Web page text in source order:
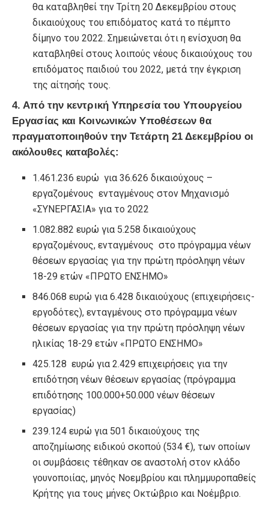
θα καταβληθεί την Τρίτη 20 Δεκεμβρίου στους
δικαιούχους του επιδόματος κατά το πέμπτο
δίμηνο του 2022. Σημειώνεται ότι η ενίσχυση θα
καταβληθεί στους λοιπούς νέους δικαιούχους του
επιδόματος παιδιού του 2022, μετά την έγκριση
της αίτησής τους.
4. Aπό την κεντρική Υπηρεσία του Υπουργείου
Εργασίας και Κοινωνικών Υποθέσεων θα
πραγματοποιηθούν την Τετάρτη 21 Δεκεμβρίου οι
ακόλουθες καταβολές:
1.461.236 ευρώ για 36.626 δικαιούχους –
εργαζομένους ενταγμένους στον Μηχανισμό
«ΣΥΝΕΡΓΑΣΙΑ» για το 2022
1.082.882 ευρώ για 5.258 δικαιούχους
εργαζομένους, ενταγμένους στο πρόγραμμα νέων
θέσεων εργασίας για την πρώτη πρόσληψη νέων
18-29 ετών «ΠΡΩΤΟ ΕΝΣΗΜΟ»
846.068 ευρώ για 6.428 δικαιούχους (επιχειρήσεις-
εργοδότες), ενταγμένους στο πρόγραμμα νέων
θέσεων εργασίας για την πρώτη πρόσληψη νέων
ηλικίας 18-29 ετών «ΠΡΩΤΟ ΕΝΣΗΜΟ»
425.128 ευρώ για 2.429 επιχειρήσεις για την
επιδότηση νέων θέσεων εργασίας (πρόγραμμα
επιδότησης 100.000+50.000 νέων θέσεων
εργασίας)
239.124 ευρώ για 501 δικαιούχους της
αποζημίωσης ειδικού σκοπού (534 €), των οποίων
οι συμβάσεις τέθηκαν σε αναστολή στον κλάδο
γουνοποιίας, μηνός Νοεμβρίου και πλημμυροπαθείς
Κρήτης για τους μήνες Οκτώβριο και Νοέμβριο.